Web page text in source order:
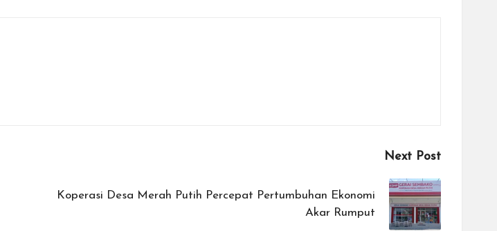
Next Post
Koperasi Desa Merah Putih Percepat Pertumbuhan Ekonomi
Akar Rumput